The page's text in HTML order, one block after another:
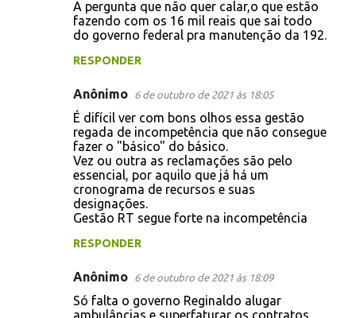
A pergunta que não quer calar,o que estão
fazendo com os 16 mil reais que sai todo
do governo federal pra manutenção da 192.
RESPONDER
Anônimo 6 de outubro de 2021 às 18:05
É difícil ver com bons olhos essa gestão
regada de incompetência que não consegue
fazer o "básico" do básico.
Vez ou outra as reclamações são pelo
essencial, por aquilo que já há um
cronograma de recursos e suas
designações.
Gestão RT segue forte na incompetência
RESPONDER
Anônimo 6 de outubro de 2021 às 18:09
Só falta o governo Reginaldo alugar
ambulâncias e superfaturar os contratos